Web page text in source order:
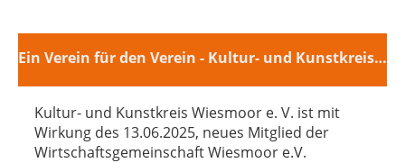
Ein Verein für den Verein - Kultur- und Kunstkreis Wiesmoor e. V.
Kultur- und Kunstkreis Wiesmoor e. V. ist mit
Wirkung des 13.06.2025, neues Mitglied der
Wirtschaftsgemeinschaft Wiesmoor e.V.